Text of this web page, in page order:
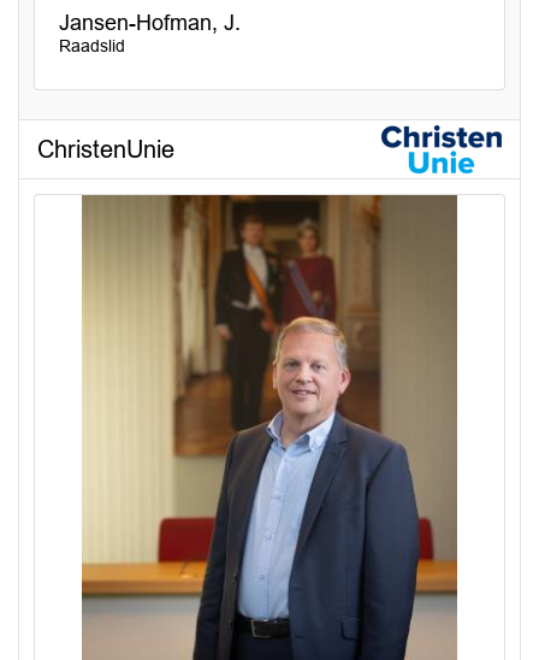
Jansen-Hofman, J.
Raadslid
ChristenUnie